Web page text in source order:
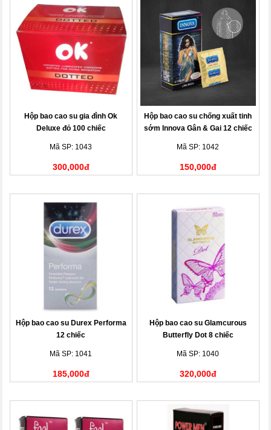
Hộp bao cao su gia đình Ok
Deluxe đỏ 100 chiếc
Mã SP: 1043
300,000đ
Hộp bao cao su chống xuất tinh
sớm Innova Gân & Gai 12 chiếc
Mã SP: 1042
150,000đ
Hộp bao cao su Durex Performa
12 chiếc
Mã SP: 1041
185,000đ
Hộp bao cao su Glamcurous
Butterfly Dot 8 chiếc
Mã SP: 1040
320,000đ